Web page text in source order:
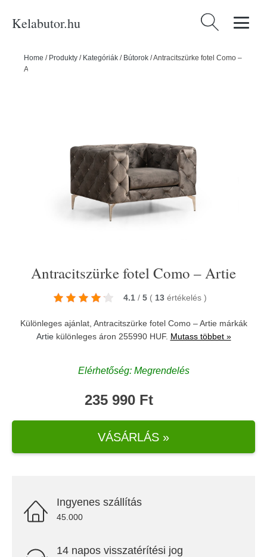
Kelabutor.hu Keresés:
Home / Produkty / Kategóriák / Bútorok /Antracitszürke fotel Como –
Artie
Antracitszürke fotel Como – Artie
4.1 / 5 ( 13 értékelés )
Különleges ajánlat, Antracitszürke fotel Como – Artie márkák
Artiekülönleges áron 255990 HUF. Mutass többet »
Elérhetőség: Megrendelés
235 990 Ft
VÁSÁRLÁS »
Ingyenes szállítás
45.000
14 napos visszatérítési jog